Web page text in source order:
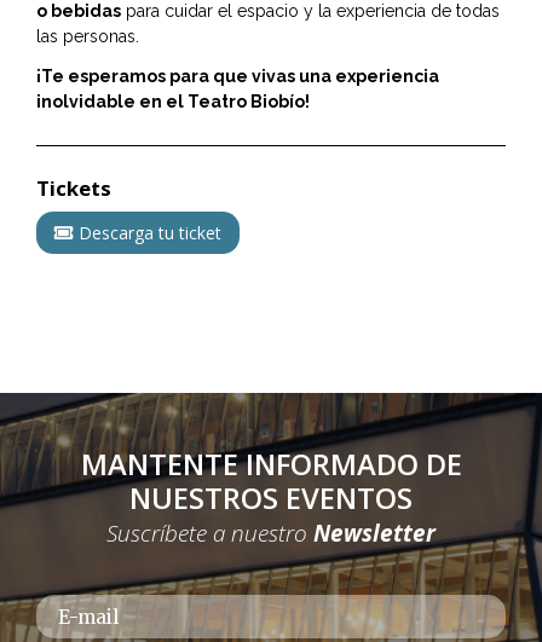
o bebidas para cuidar el espacio y la experiencia de todas
las personas.
¡Te esperamos para que vivas una experiencia
inolvidable en el Teatro Biobío!
Tickets
Descarga tu ticket
MANTENTE INFORMADO DE
NUESTROS EVENTOS
Suscríbete a nuestro Newsletter